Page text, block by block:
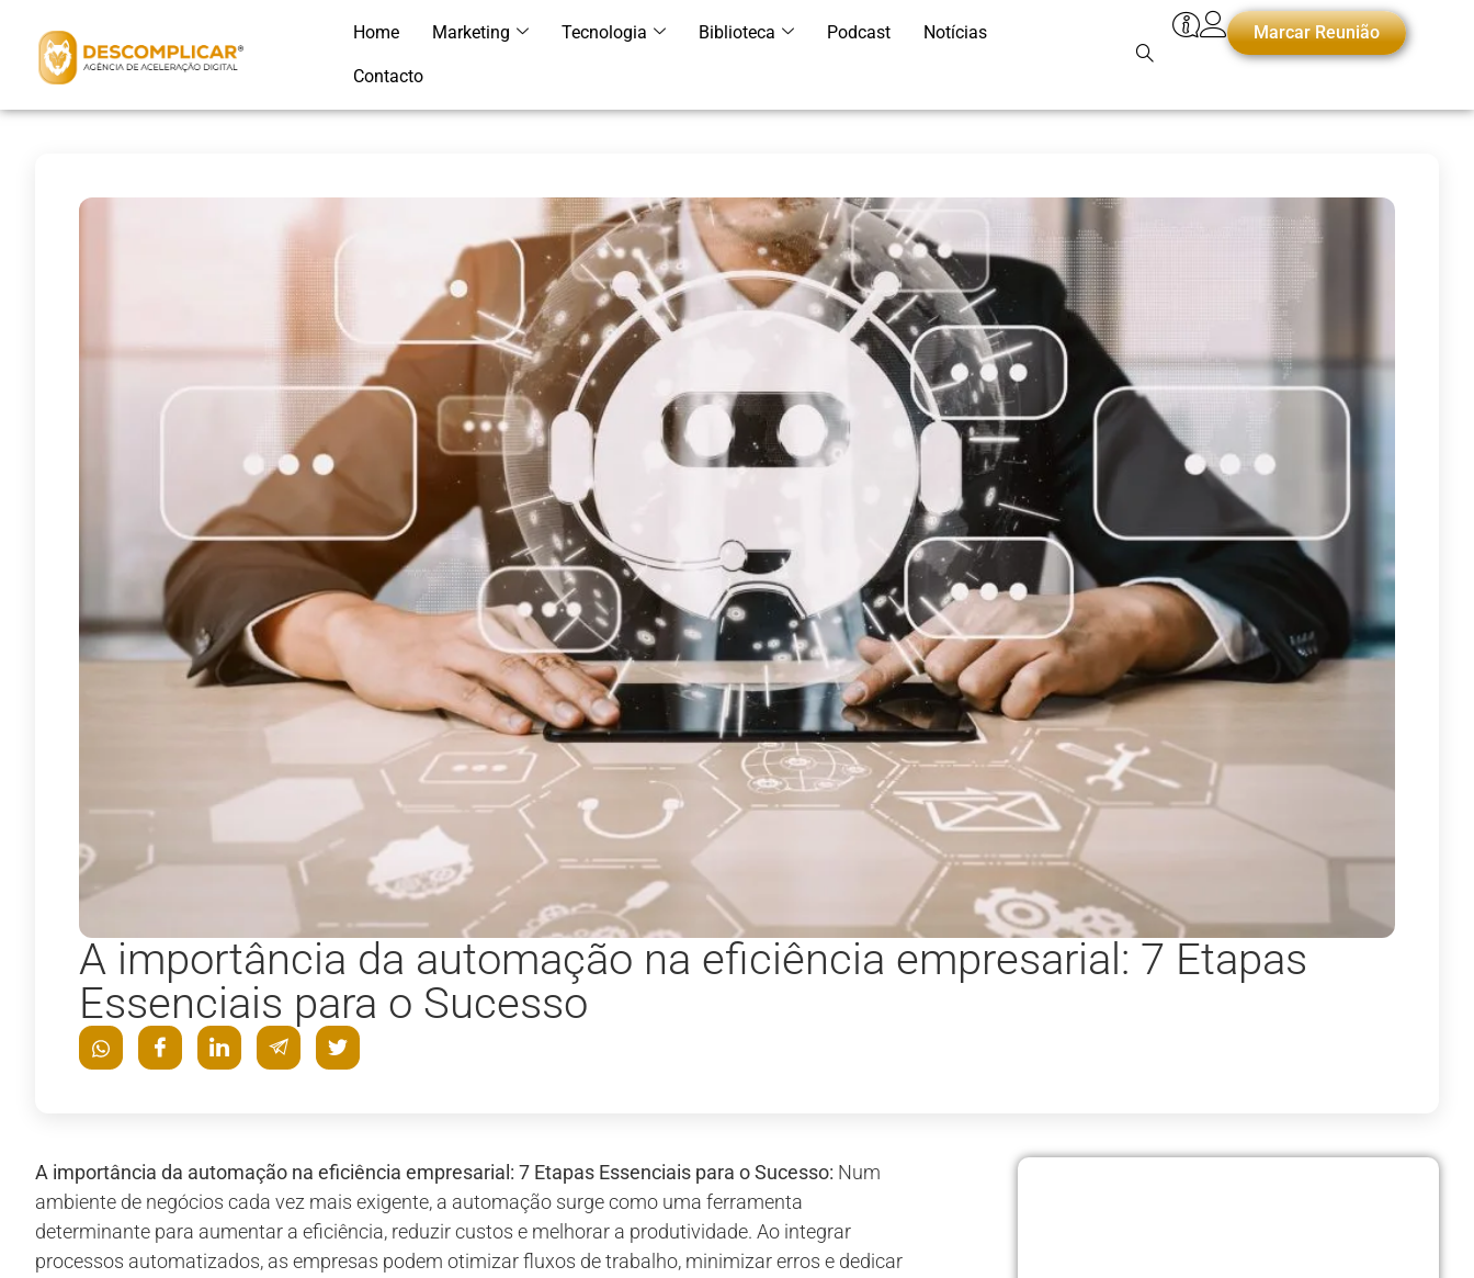
Home Marketing Tecnologia Biblioteca Podcast Notícias
Contacto
Marcar Reunião
A importância da automação na eficiência empresarial: 7 Etapas
Essenciais para o Sucesso
A importância da automação na eficiência empresarial: 7 Etapas Essenciais para o Sucesso: Num
ambiente de negócios cada vez mais exigente, a automação surge como uma ferramenta
determinante para aumentar a eficiência, reduzir custos e melhorar a produtividade. Ao integrar
processos automatizados, as empresas podem otimizar fluxos de trabalho, minimizar erros e dedicar